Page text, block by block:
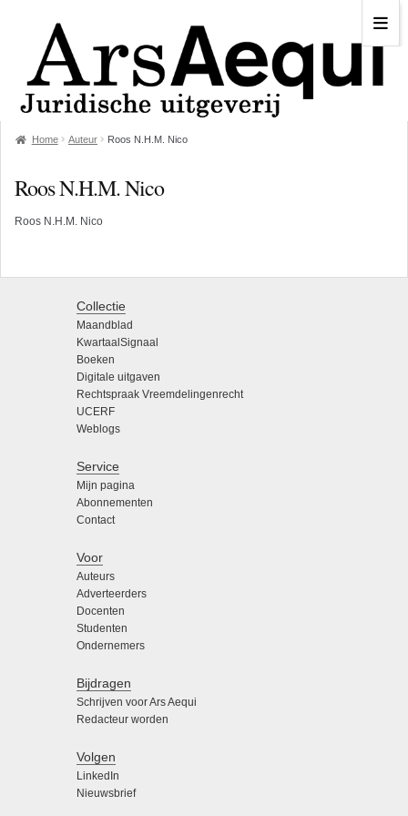
Home Auteur Roos N.H.M. Nico
Roos N.H.M. Nico
Roos N.H.M. Nico
Collectie
Maandblad
KwartaalSignaal
Boeken
Digitale uitgaven
Rechtspraak Vreemdelingenrecht
UCERF
Weblogs
Service
Mijn pagina
Abonnementen
Contact
Voor
Auteurs
Adverteerders
Docenten
Studenten
Ondernemers
Bijdragen
Schrijven voor Ars Aequi
Redacteur worden
Volgen
LinkedIn
Nieuwsbrief